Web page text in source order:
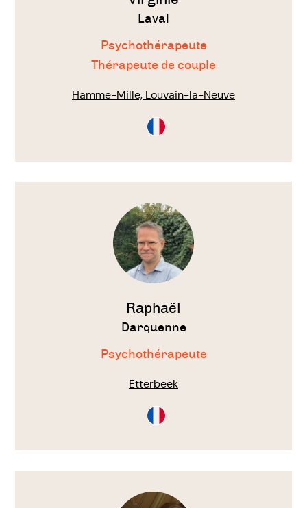
Laval
Psychothérapeute
Thérapeute de couple
Hamme-Mille, Louvain-la-Neuve
Consultation
en
Voir
Raphaël
Darquenne
Psychothérapeute
Etterbeek
Consultation
en
Voir